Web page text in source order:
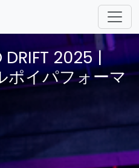
2025 |
ポイパフォーマ